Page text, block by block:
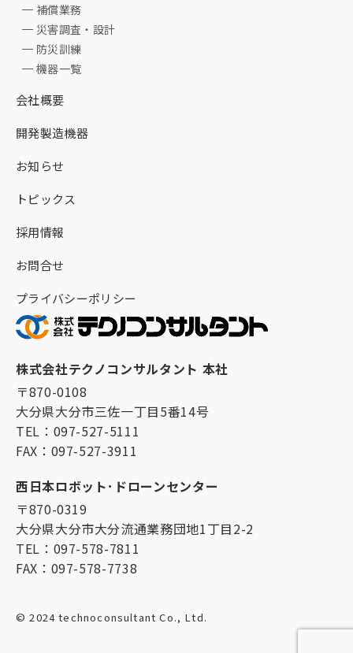
株式会社テクノコンサルタント 本社
〒870-0108
大分県大分市三佐一丁目5番14号
TEL：097-527-5111
FAX：097-527-3911
西日本ロボット･ドローンセンター
〒870-0319
大分県大分市大分流通業務団地1丁目2-2
TEL：097-578-7811
FAX：097-578-7738
補償業務
災害調査・設計
防災訓練
機器一覧
会社概要
開発製造機器
お知らせ
トピックス
採用情報
お問合せ
プライバシーポリシー
© 2024 technoconsultant Co., Ltd.